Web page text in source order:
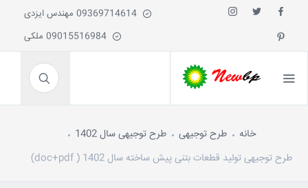
خانه طرح توجیهی
طرح توجیهی سال 1402
طرح توجیهی تولید قطعات بتنی پیش ساخته سال 1402 ( doc+pdf)